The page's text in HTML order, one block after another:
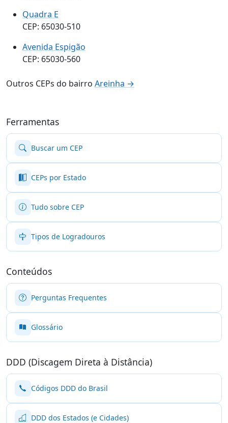
Quadra E
CEP: 65030-510
Avenida Espigão
CEP: 65030-560
Outros CEPs do bairro Areinha →
Ferramentas
Buscar um CEP
CEPs por Estado
Tudo sobre CEP
Tipos de Logradouros
Conteúdos
Perguntas Frequentes
Glossário
DDD (Discagem Direta à Distância)
Códigos DDD do Brasil
DDD dos Estados (e Cidades)